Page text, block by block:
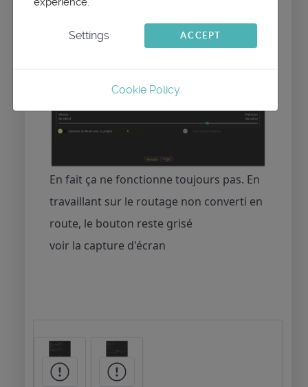
En fait ça ne fonctionne toujours pas. En
travaillant sur le routage non converti en
route, le bouton reste grisé
voir la capture d'écran
Settings ACCEPT
Cookie Policy